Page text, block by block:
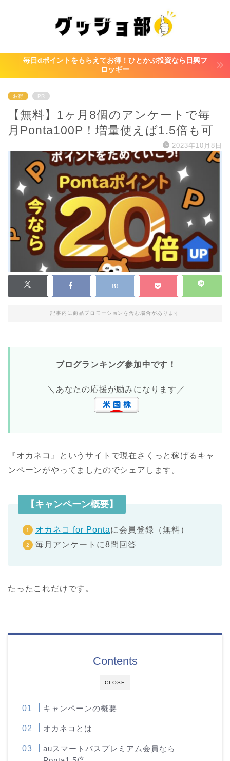
毎日dポイントをもらえてお得！ひとかぶ投資なら日興フ
ロッギー
お得 PR
【無料】1ヶ月8個のアンケートで毎
月Ponta100P！増量使えば1.5倍も可
2023年10月8日
記事内に商品プロモーションを含む場合があります
ブログランキング参加中です！
＼あなたの応援が励みになります／
『オカネコ』というサイトで現在さくっと稼げるキャ
ンペーンがやってましたのでシェアします。
【キャンペーン概要】
オカネコ for Pontaに会員登録（無料）
毎月アンケートに8問回答
たったこれだけです。
CLOSE
Contents
キャンペーンの概要
オカネコとは
auスマートパスプレミアム会員なら